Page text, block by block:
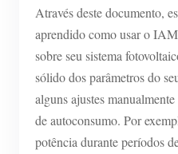
Através deste documento,
aprendido como usar o
sobre seu sistema
sólido dos parâmetros do
alguns ajustes
de autoconsumo. Por
potência durante períodos